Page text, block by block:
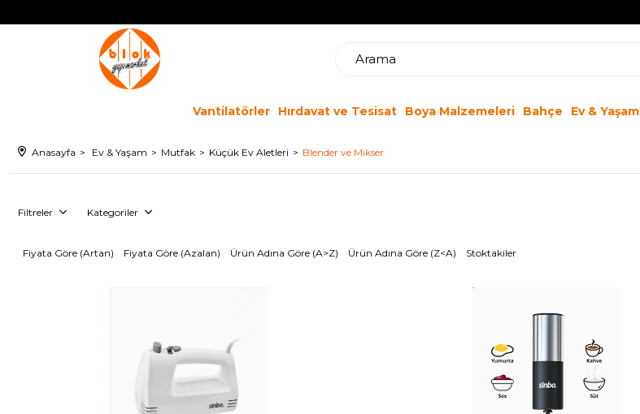
Vantilatörler Hırdavat ve Tesisat Boya Malzemeleri Bahçe Ev & Yaşam
Anasayfa Ev & Yaşam Mutfak Küçük Ev Aletleri Blender ve Mikser
Filtreler Kategoriler
Fiyata Göre (Artan) Fiyata Göre (Azalan) Ürün Adına Göre (A>Z) Ürün Adına Göre (Z<A) Stoktakiler